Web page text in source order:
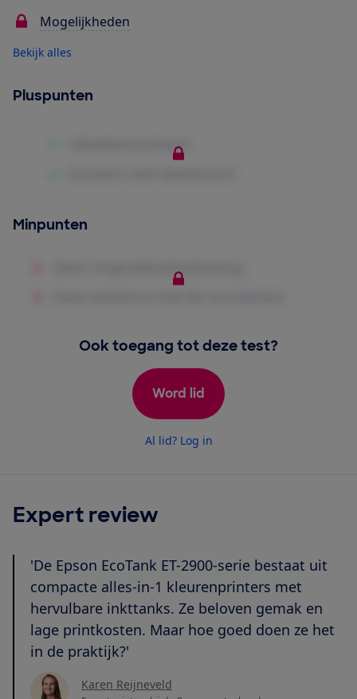
Mogelijkheden
Bekijk alles
Pluspunten
Minpunten
Ook toegang tot deze test?
Word lid
Al lid? Log in
Expert review
'De Epson EcoTank ET-2900-serie bestaat uit
compacte alles-in-1 kleurenprinters met
hervulbare inkttanks. Ze beloven gemak en
lage printkosten. Maar hoe goed doen ze het
in de praktijk?'
Karen Reijneveld